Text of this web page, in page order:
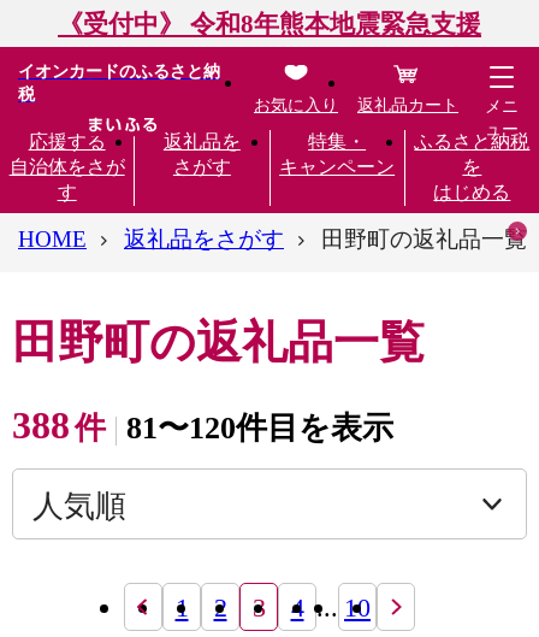
《受付中》 令和8年熊本地震緊急支援
イオンカードのふるさと納
税
応援する
自治体をさが
す
返礼品を
さがす
特集・
キャンペーン
ふるさと納税
を
はじめる
お気に入り 返礼品カート
メニ
ュー
HOME 返礼品をさがす 田野町の返礼品一覧
田野町の返礼品一覧
388件 81〜120件目を表示
1 2 3 4 ... 10